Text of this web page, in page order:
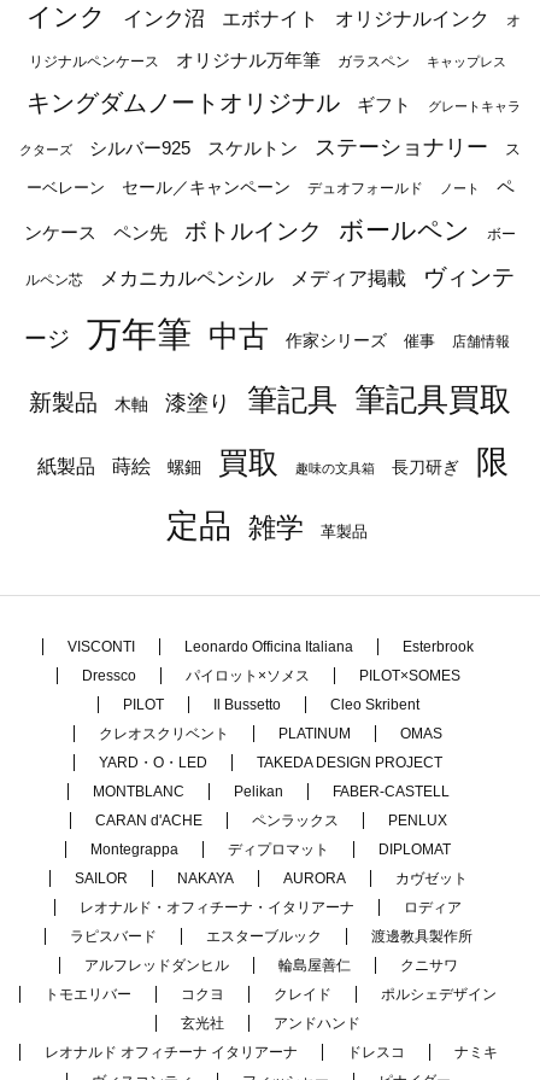
インク インク沼 エボナイト オリジナルインク オ
リジナルペンケース オリジナル万年筆 ガラスペン キャップレス
キングダムノートオリジナル ギフト グレートキャラ
クターズ シルバー925 スケルトン ステーショナリー ス
ーベレーン セール／キャンペーン デュオフォールド ノート ペ
ンケース ペン先 ボトルインク ボールペン ボー
ルペン芯 メカニカルペンシル メディア掲載 ヴィンテ
ージ 万年筆 中古 作家シリーズ 催事 店舗情報
新製品 木軸 漆塗り 筆記具 筆記具買取
紙製品 蒔絵 螺鈿 買取 趣味の文具箱 長刀研ぎ
限
定品
雑学 革製品
VISCONTI Leonardo Officina Italiana
Esterbrook
Dressco
パイロット×ソメス
PILOT×SOMES
PILOT
Il Bussetto
Cleo Skribent
クレオスクリベント
PLATINUM
OMAS
YARD・O・LED
TAKEDA DESIGN PROJECT
MONTBLANC
Pelikan
FABER-CASTELL
CARAN d'ACHE
ペンラックス
PENLUX
Montegrappa
ディプロマット
DIPLOMAT
SAILOR
NAKAYA AURORA
カヴゼット
レオナルド・オフィチーナ・イタリアーナ
ロディア
ラピスバード
エスターブルック
渡邊教具製作所
アルフレッドダンヒル
輪島屋善仁
クニサワ
トモエリバー
コクヨ クレイド
ポルシェデザイン
玄光社
アンドハンド
レオナルド オフィチーナ イタリアーナ
ドレスコ
ナミキ